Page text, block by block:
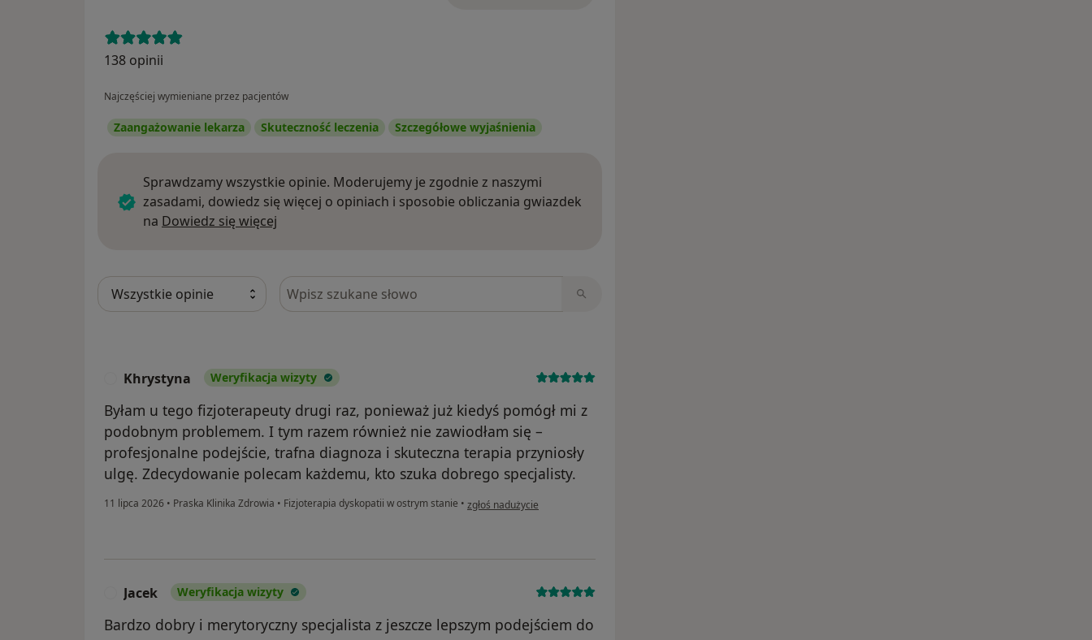
138 opinii
Najczęściej wymieniane przez pacjentów
Zaangażowanie lekarza Skuteczność leczenia Szczegółowe wyjaśnienia
Sprawdzamy wszystkie opinie. Moderujemy je zgodnie z naszymi
zasadami, dowiedz się więcej o opiniach i sposobie obliczania gwiazdek
na Dowiedz się więcej
Szukaj w opiniach
Khrystyna Weryfikacja wizyty
Byłam u tego fizjoterapeuty drugi raz, ponieważ już kiedyś pomógł mi z
podobnym problemem. I tym razem również nie zawiodłam się –
profesjonalne podejście, trafna diagnoza i skuteczna terapia przyniosły
ulgę. Zdecydowanie polecam każdemu, kto szuka dobrego specjalisty.
11 lipca 2026 • Praska Klinika Zdrowia • Fizjoterapia dyskopatii w ostrym stanie • w opinii użytkownika Khrystyna
zgłoś nadużycie
Jacek Weryfikacja wizyty
Bardzo dobry i merytoryczny specjalista z jeszcze lepszym podejściem do